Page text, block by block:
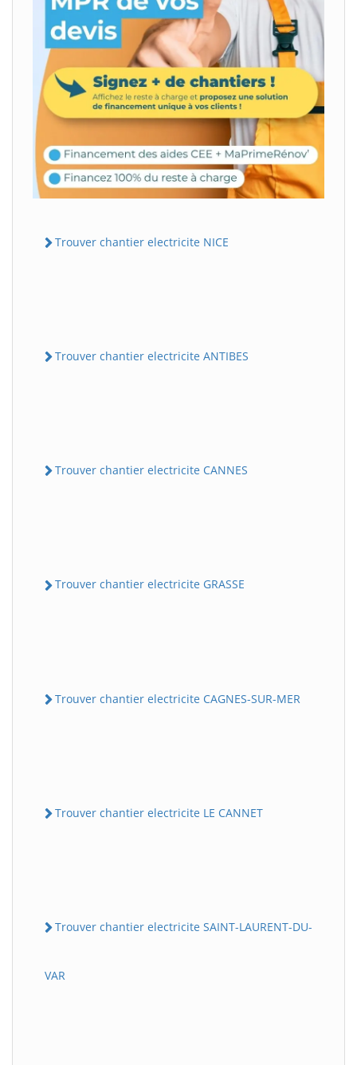
Trouver chantier electricite NICE
Trouver chantier electricite ANTIBES
Trouver chantier electricite CANNES
Trouver chantier electricite GRASSE
Trouver chantier electricite CAGNES-SUR-MER
Trouver chantier electricite LE CANNET
Trouver chantier electricite SAINT-LAURENT-DU-
VAR